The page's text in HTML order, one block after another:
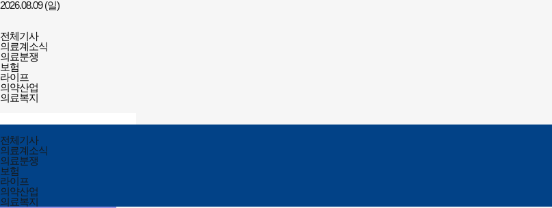
2026.08.09 (일)
필수의료배상보험
전체메뉴
열기/
닫기
전체기사
의료계소식
의료분쟁
보험
라이프
의약산업
의료복지
열기/
닫기
검색
전체메뉴
닫기
전체기사
의료계소식
의료분쟁
보험
라이프
의약산업
의료복지